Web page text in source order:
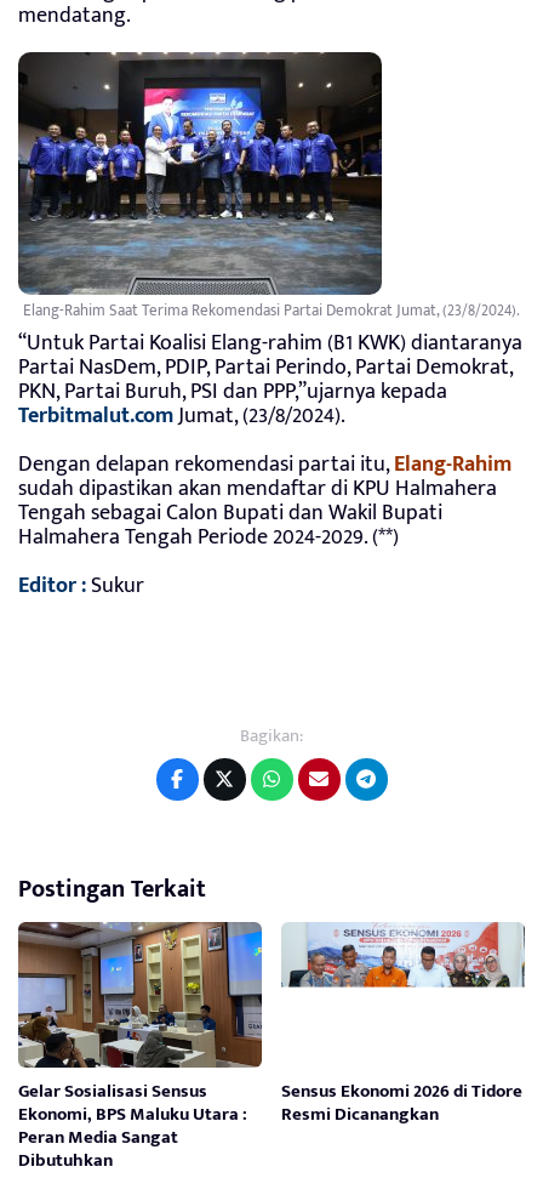
mendatang.
Elang-Rahim Saat Terima Rekomendasi Partai Demokrat Jumat, (23/8/2024).
“Untuk Partai Koalisi Elang-rahim (B1 KWK) diantaranya
Partai NasDem, PDIP, Partai Perindo, Partai Demokrat,
PKN, Partai Buruh, PSI dan PPP,”ujarnya kepada
Terbitmalut.comJumat, (23/8/2024).
Dengan delapan rekomendasi partai itu,Elang-Rahim
sudah dipastikan akan mendaftar di KPU Halmahera
Tengah sebagai Calon Bupati dan Wakil Bupati
Halmahera Tengah Periode 2024-2029. (**)
Editor :Sukur
Bagikan:
Postingan Terkait
Gelar Sosialisasi Sensus
Ekonomi, BPS Maluku Utara :
Peran Media Sangat
Dibutuhkan
Sensus Ekonomi 2026 di Tidore
Resmi Dicanangkan